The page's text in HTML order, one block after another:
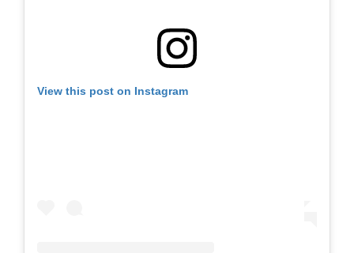
View this post on Instagram